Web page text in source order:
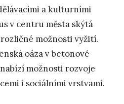
a kulturními
v centru města skýtá
možnosti vyžití.
oáza v betonové
možnosti rozvoje
i sociálními vrstvami.